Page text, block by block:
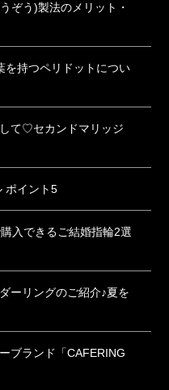
ぞう)製法のメリット・
を持つペリドットについ
て♡セカンドマリッジ
ポイント5
入できるご結婚指輪2選
ーリングのご紹介♪夏を
ブランド「CAFERING